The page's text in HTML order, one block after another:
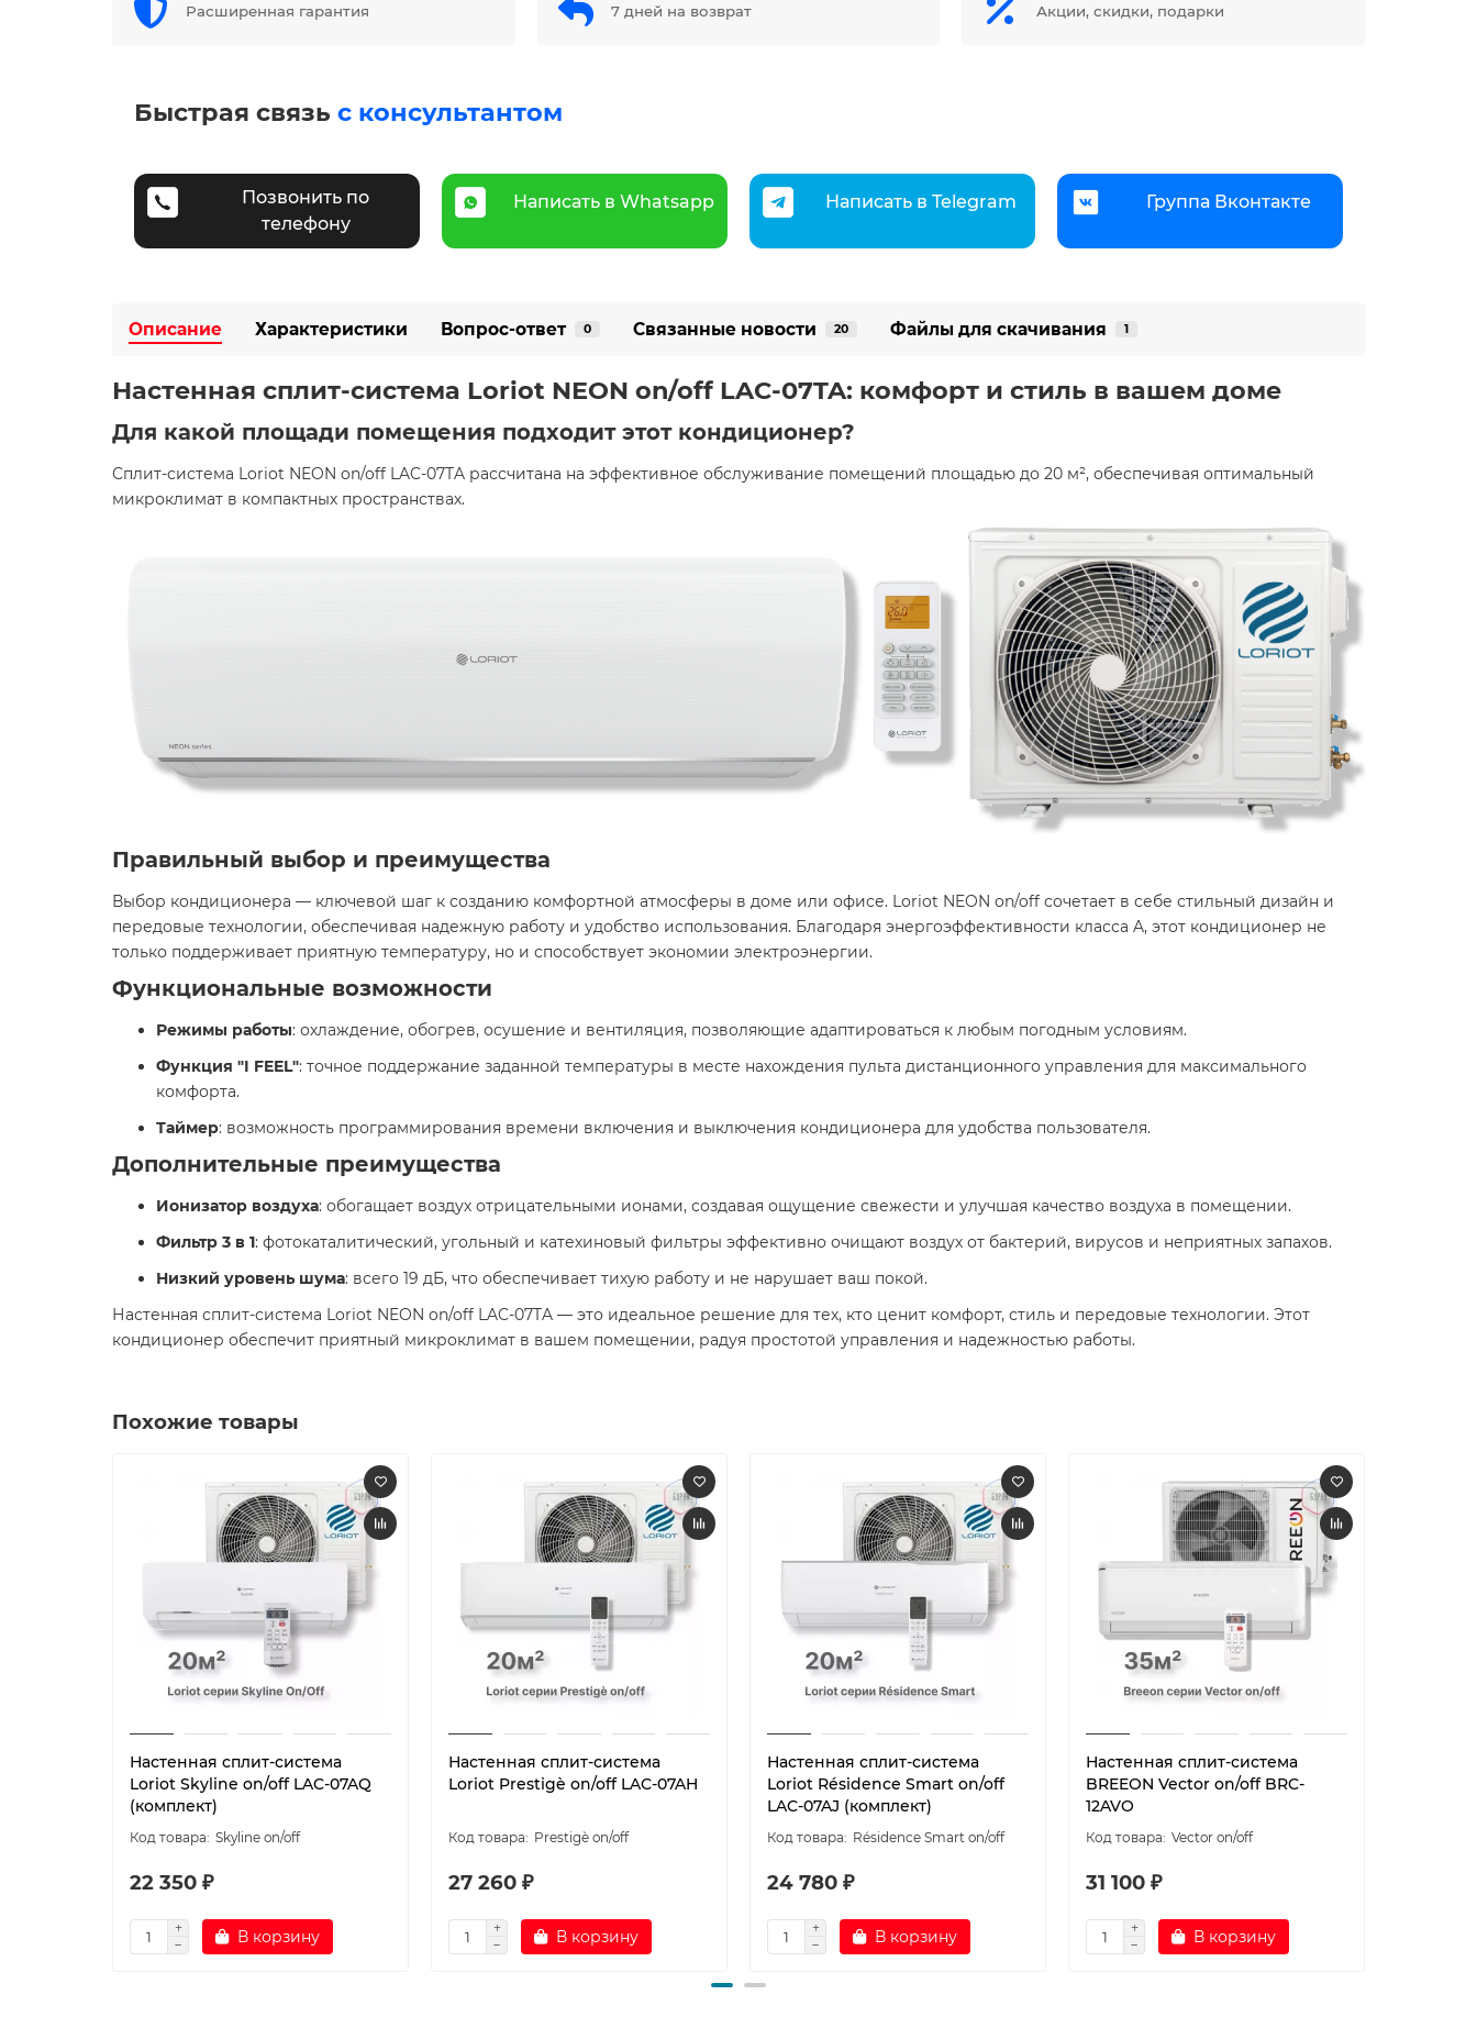
Расширенная гарантия 7 дней на возврат Акции, скидки, подарки
Быстрая связь с консультантом
Позвонить по
телефону
Написать в Whatsapp Написать в Telegram Группа Вконтакте
Описание Характеристики Вопрос-ответ 0 Связанные новости 20 Файлы для скачивания 1
Настенная сплит-система Loriot NEON on/off LAC-07TA: комфорт и стиль в вашем доме
Для какой площади помещения подходит этот кондиционер?
Сплит-система Loriot NEON on/off LAC-07TA рассчитана на эффективное обслуживание помещений площадью до 20 м², обеспечивая оптимальный
микроклимат в компактных пространствах. ​
Правильный выбор и преимущества
Выбор кондиционера — ключевой шаг к созданию комфортной атмосферы в доме или офисе. Loriot NEON on/off сочетает в себе стильный дизайн и
передовые технологии, обеспечивая надежную работу и удобство использования. Благодаря энергоэффективности класса A, этот кондиционер не
только поддерживает приятную температуру, но и способствует экономии электроэнергии. ​
Функциональные возможности
Режимы работы: охлаждение, обогрев, осушение и вентиляция, позволяющие адаптироваться к любым погодным условиям. ​
Функция "I FEEL": точное поддержание заданной температуры в месте нахождения пульта дистанционного управления для максимального
комфорта. ​
Таймер: возможность программирования времени включения и выключения кондиционера для удобства пользователя. ​
Дополнительные преимущества
Ионизатор воздуха: обогащает воздух отрицательными ионами, создавая ощущение свежести и улучшая качество воздуха в помещении. ​
Фильтр 3 в 1: фотокаталитический, угольный и катехиновый фильтры эффективно очищают воздух от бактерий, вирусов и неприятных запахов.
Низкий уровень шума: всего 19 дБ, что обеспечивает тихую работу и не нарушает ваш покой. ​
Настенная сплит-система Loriot NEON on/off LAC-07TA — это идеальное решение для тех, кто ценит комфорт, стиль и передовые технологии. Этот
кондиционер обеспечит приятный микроклимат в вашем помещении, радуя простотой управления и надежностью работы.
Похожие товары
Настенная сплит-система
Loriot Skyline on/off LAC-07AQ
(комплект)
Skyline on/off
22 350 ₽
В корзину
Настенная сплит-система
Loriot Prestigè on/off LAC-07AH
Prestigè on/off
27 260 ₽
В корзину
Настенная сплит-система
Loriot Résidence Smart on/off
LAC-07AJ (комплект)
Résidence Smart on/off
24 780 ₽
В корзину
Настенная сплит-система
BREEON Vector on/off BRC-
12AVO
Vector on/off
31 100 ₽
В корзину